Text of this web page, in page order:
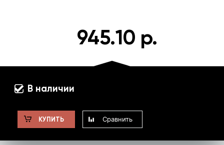
945.10 р.
В наличии
КУПИТЬ Сравнить